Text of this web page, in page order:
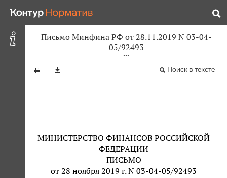
Письмо Минфина РФ от 28.11.2019 N 03-04-
05/92493
Поиск в тексте
МИНИСТЕРСТВО ФИНАНСОВ РОССИЙСКОЙ
ФЕДЕРАЦИИ
ПИСЬМО
от 28 ноября 2019 г. N 03-04-05/92493